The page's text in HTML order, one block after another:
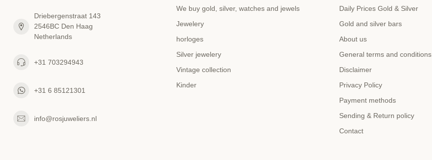
Driebergenstraat 143
2546BC Den Haag
Netherlands
+31 703294943
+31 6 85121301
info@rosjuweliers.nl
We buy gold, silver, watches and jewels
Jewelery
horloges
Silver jewelery
Vintage collection
Kinder
Daily Prices Gold & Silver
Gold and silver bars
About us
General terms and conditions
Disclaimer
Privacy Policy
Payment methods
Sending & Return policy
Contact